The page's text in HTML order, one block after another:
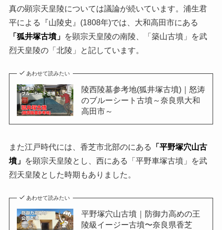
真の顕宗天皇陵については議論が続いています。浦生君
平による『山陵史』(1808年)では、大和高田市にある
「狐井塚古墳」 を顕宗天皇陵の南陵、「築山古墳」を武
烈天皇陵の「北陵」と記しています。
あわせて読みたい
陵西陵墓参考地(狐井塚古墳)｜怒涛
のブルーシート古墳～奈良県大和
高田市～
また江戸時代には、香芝市北部のにある
「平野塚穴山古
墳」 を顕宗天皇陵とし、西にある「平野車塚古墳」を武
烈天皇陵とした時期もありました。
あわせて読みたい
平野塚穴山古墳｜防御力高めの王
陵級イージー古墳〜奈良県香芝